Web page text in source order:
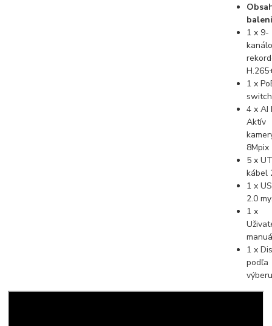
1 x 9-
1 x
switch
4 x AI
Aktív
8Mpix
5 x
kábel
1 x
2.0
1 x
1 x
podľa